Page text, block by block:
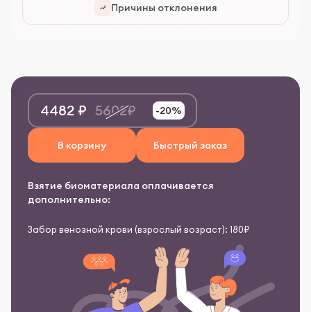
Причины отклонения
В корзину Быстрый заказ
4482 ₽ 5602₽ -20%
Взятие биоматериала оплачивается
дополнительно:
Забор венозной крови (взрослый возраст): 180₽